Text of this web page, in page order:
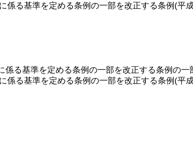
係る基準を定める条例の一部を改正する条例(平
る基準を定める条例の一部を改正する条例の一
係る基準を定める条例の一部を改正する条例(平